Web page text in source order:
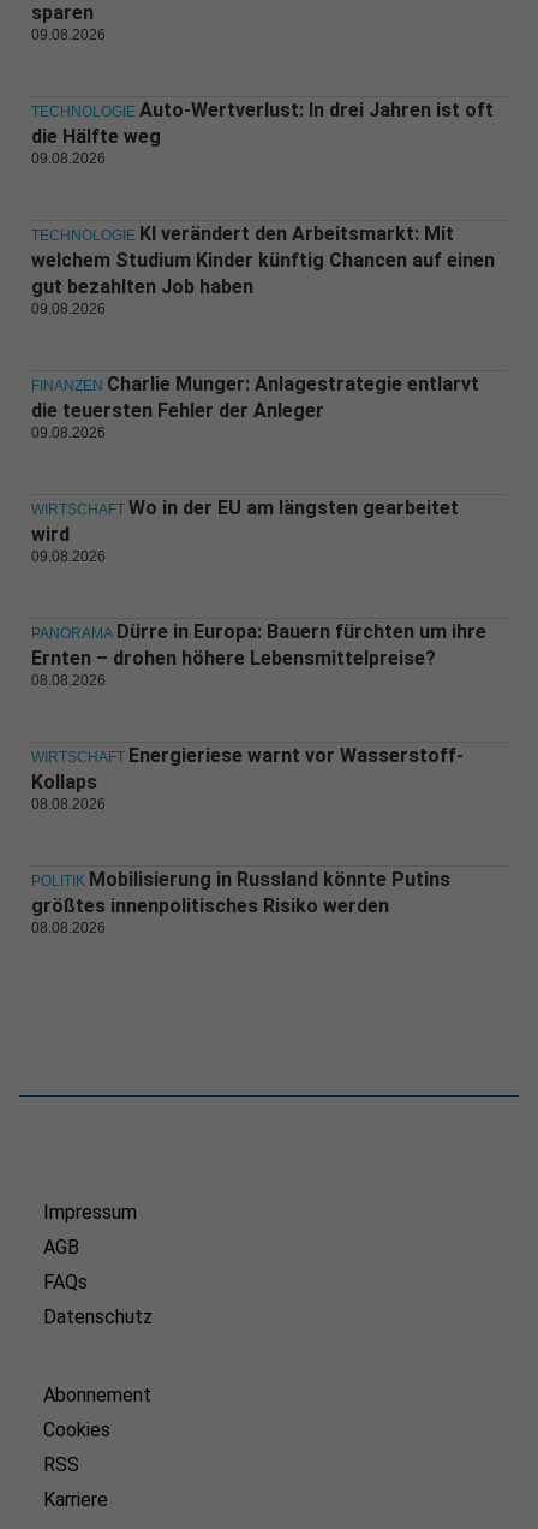
sparen
09.08.2026
TECHNOLOGIE Auto-Wertverlust: In drei Jahren ist oft
die Hälfte weg
09.08.2026
TECHNOLOGIE KI verändert den Arbeitsmarkt: Mit
welchem Studium Kinder künftig Chancen auf einen
gut bezahlten Job haben
09.08.2026
FINANZEN Charlie Munger: Anlagestrategie entlarvt
die teuersten Fehler der Anleger
09.08.2026
WIRTSCHAFT Wo in der EU am längsten gearbeitet
wird
09.08.2026
PANORAMA Dürre in Europa: Bauern fürchten um ihre
Ernten – drohen höhere Lebensmittelpreise?
08.08.2026
WIRTSCHAFT Energieriese warnt vor Wasserstoff-
Kollaps
08.08.2026
POLITIK Mobilisierung in Russland könnte Putins
größtes innenpolitisches Risiko werden
08.08.2026
Impressum
AGB
FAQs
Datenschutz
Abonnement
Cookies
RSS
Karriere